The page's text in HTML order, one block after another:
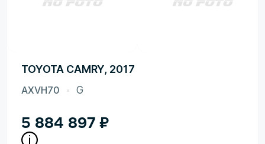
TOYOTA CAMRY, 2017
AXVH70 G
5 884 897 ₽